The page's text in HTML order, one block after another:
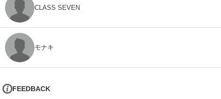
CLASS SEVEN
モナキ
FEEDBACK